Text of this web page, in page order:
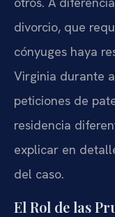
divorcio, que
cónyuges haya
Virginia durante
peticiones de
residencia
explicar en
del caso.
El Rol de las